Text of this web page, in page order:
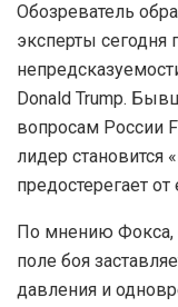
Обозреватель
эксперты сегодня
Donald Trump.
вопросам России
лидер становится
предостерегает
По мнению Фокса,
поле боя
давления и